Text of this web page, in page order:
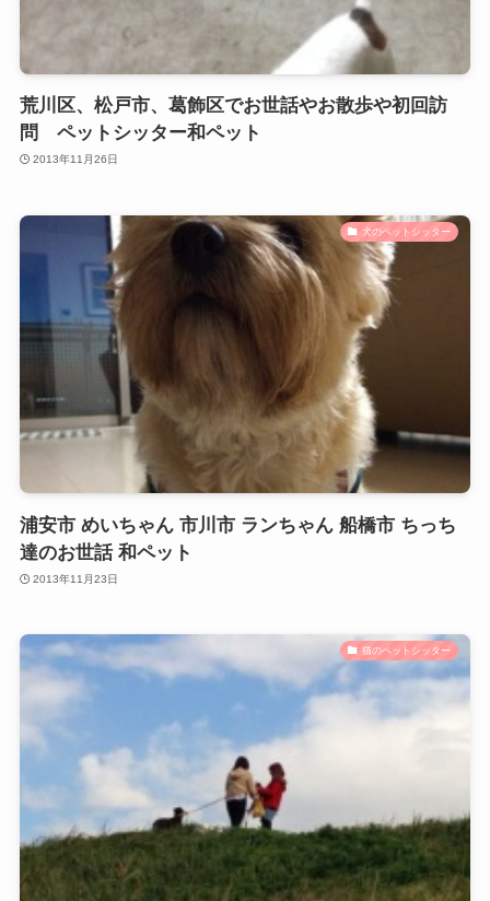
荒川区、松戸市、葛飾区でお世話やお散歩や初回訪
問 ペットシッター和ペット
2013年11月26日
犬のペットシッター
浦安市 めいちゃん 市川市 ランちゃん 船橋市 ちっち
達のお世話 和ペット
2013年11月23日
猫のペットシッター